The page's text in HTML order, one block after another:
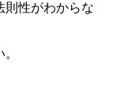
則性がわからな